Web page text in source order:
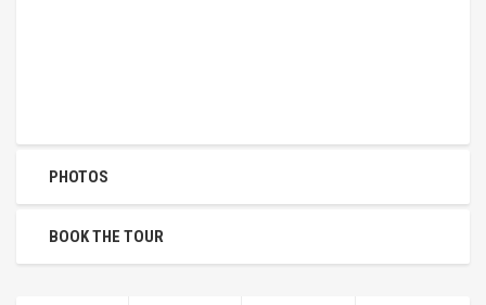
PHOTOS
BOOK THE TOUR